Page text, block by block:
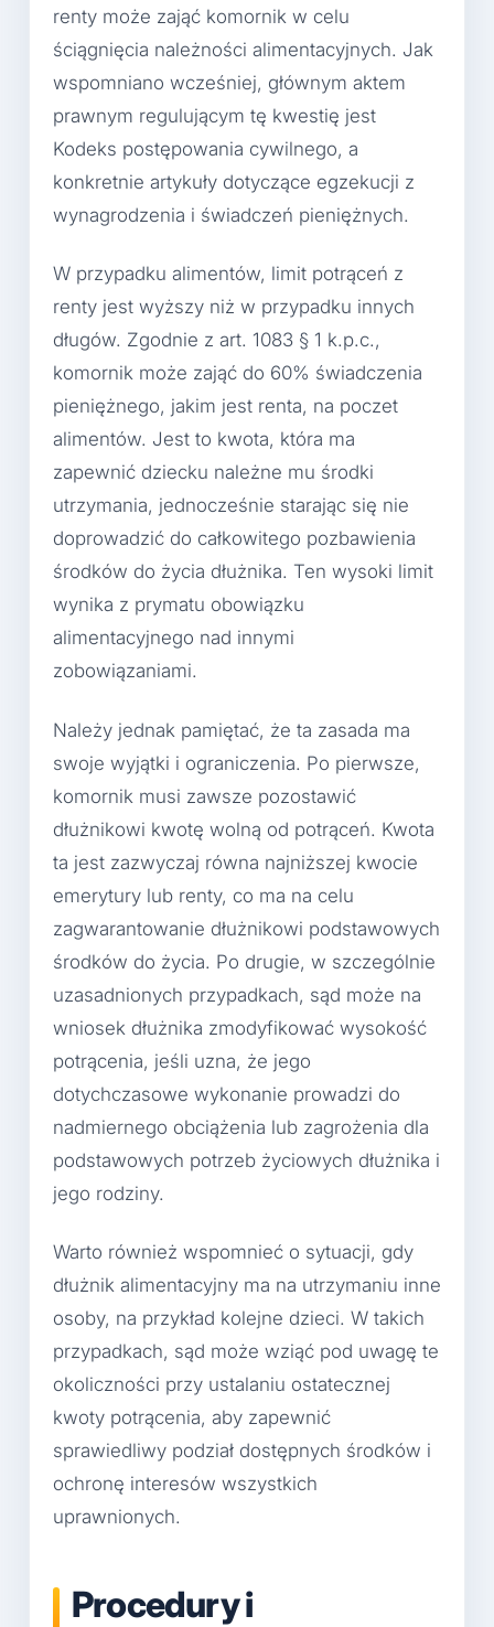
renty może zająć komornik w celu
ściągnięcia należności alimentacyjnych. Jak
wspomniano wcześniej, głównym aktem
prawnym regulującym tę kwestię jest
Kodeks postępowania cywilnego, a
konkretnie artykuły dotyczące egzekucji z
wynagrodzenia i świadczeń pieniężnych.
W przypadku alimentów, limit potrąceń z
renty jest wyższy niż w przypadku innych
długów. Zgodnie z art. 1083 § 1 k.p.c.,
komornik może zająć do 60% świadczenia
pieniężnego, jakim jest renta, na poczet
alimentów. Jest to kwota, która ma
zapewnić dziecku należne mu środki
utrzymania, jednocześnie starając się nie
doprowadzić do całkowitego pozbawienia
środków do życia dłużnika. Ten wysoki limit
wynika z prymatu obowiązku
alimentacyjnego nad innymi
zobowiązaniami.
Należy jednak pamiętać, że ta zasada ma
swoje wyjątki i ograniczenia. Po pierwsze,
komornik musi zawsze pozostawić
dłużnikowi kwotę wolną od potrąceń. Kwota
ta jest zazwyczaj równa najniższej kwocie
emerytury lub renty, co ma na celu
zagwarantowanie dłużnikowi podstawowych
środków do życia. Po drugie, w szczególnie
uzasadnionych przypadkach, sąd może na
wniosek dłużnika zmodyfikować wysokość
potrącenia, jeśli uzna, że jego
dotychczasowe wykonanie prowadzi do
nadmiernego obciążenia lub zagrożenia dla
podstawowych potrzeb życiowych dłużnika i
jego rodziny.
Warto również wspomnieć o sytuacji, gdy
dłużnik alimentacyjny ma na utrzymaniu inne
osoby, na przykład kolejne dzieci. W takich
przypadkach, sąd może wziąć pod uwagę te
okoliczności przy ustalaniu ostatecznej
kwoty potrącenia, aby zapewnić
sprawiedliwy podział dostępnych środków i
ochronę interesów wszystkich
uprawnionych.
Procedury i